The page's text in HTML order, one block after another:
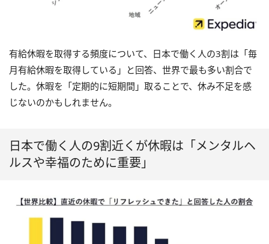
有給休暇を取得する頻度について、日本で働く人の3割は「毎
月有給休暇を取得している」と回答、世界で最も多い割合で
した。休暇を「定期的に短期間」取ることで、休み不足を感
じないのかもしれません。
日本で働く人の9割近くが休暇は「メンタルヘ
ルスや幸福のために重要」